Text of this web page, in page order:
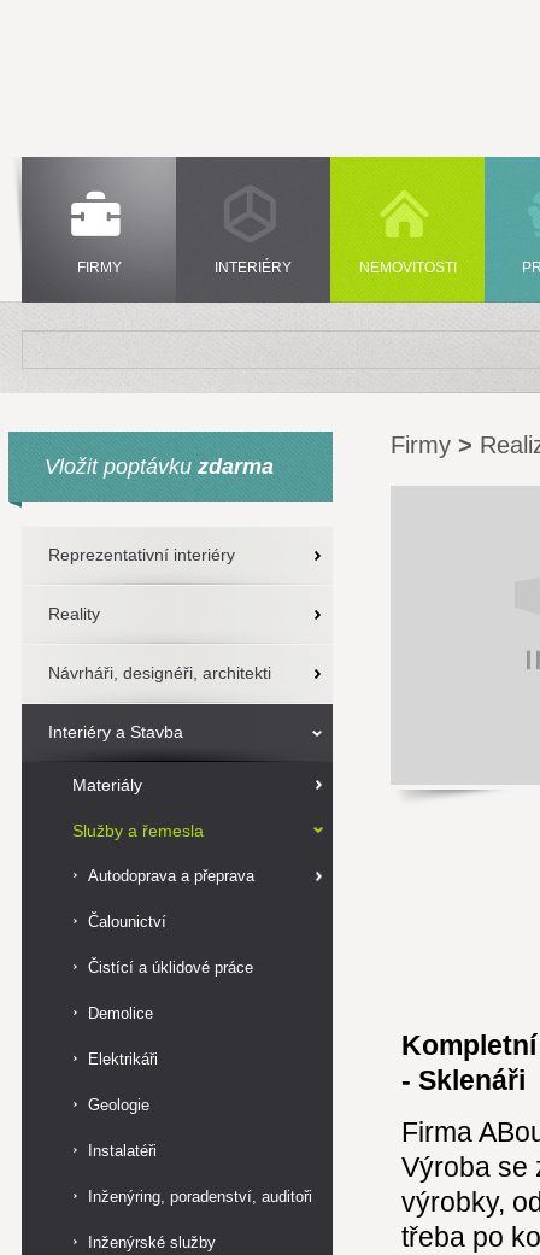
FIRMY INTERIÉRY NEMOVITOSTI
Vložit poptávku zdarma
Reprezentativní interiéry
Reality
Návrháři, designéři, architekti
Interiéry a Stavba
Materiály
Služby a řemesla
Autodoprava a přeprava
Čalounictví
Čistící a úklidové práce
Demolice
Elektrikáři
Geologie
Instalatéři
Inženýring, poradenství, auditoři
Inženýrské služby
Firmy >
- Sklenáři
Firma
Výroba se
výrobky,
třeba po